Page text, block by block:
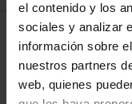
el contenido y los
sociales y analizar
información sobre
nuestros partners
web, quienes
4 Productos